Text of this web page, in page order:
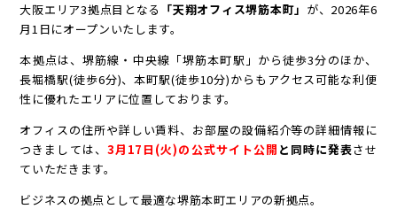
大阪エリア3拠点目となる 「天翔オフィス堺筋本町」 が、2026年6
月1日にオープンいたします。
本拠点は、堺筋線・中央線「堺筋本町駅」から徒歩3分のほか、
長堀橋駅(徒歩6分)、本町駅(徒歩10分)からもアクセス可能な利便
性に優れたエリアに位置しております。
オフィスの住所や詳しい賃料、お部屋の設備紹介等の詳細情報に
つきましては、 3月17日(火)の公式サイト公開 と同時に発表させ
ていただきます。
ビジネスの拠点として最適な堺筋本町エリアの新拠点。